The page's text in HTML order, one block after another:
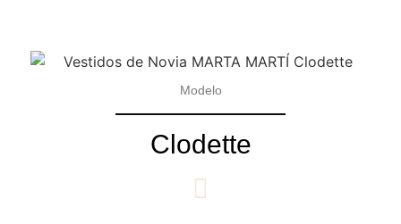
Modelo
Clodette